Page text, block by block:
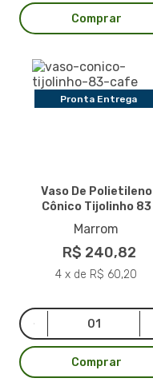
Comprar
Pronta Entrega
Vaso De Polietileno
Cônico Tijolinho 83
Marrom
R$ 240,82
4 x de R$ 60,20
Comprar